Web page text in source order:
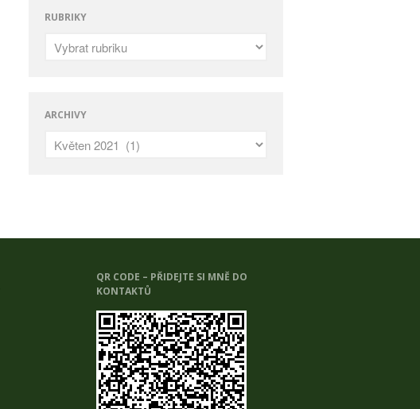
Příměstské tenisové kempy
RUBRIKY
ARCHIVY
QR CODE – PŘIDEJTE SI MNĚ DO
KONTAKTŮ